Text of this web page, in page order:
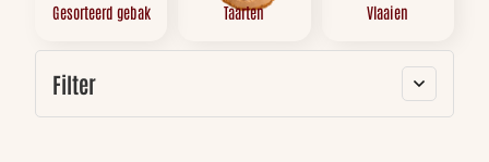
Gesorteerd gebak Taarten Vlaaien
Filter